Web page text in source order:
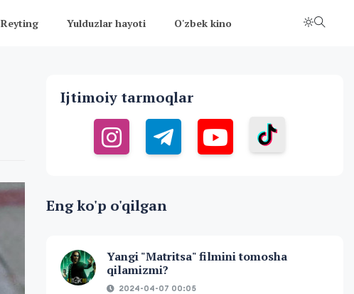
Reyting Yulduzlar hayoti O'zbek kino
Ijtimoiy tarmoqlar
Eng ko'p o'qilgan
Yangi "Matritsa" filmini tomosha
qilamizmi?
2024-04-07 00:05